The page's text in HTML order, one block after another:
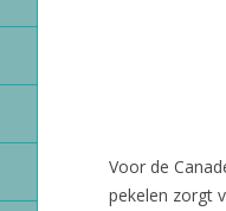
Voor de
pekelen zorgt